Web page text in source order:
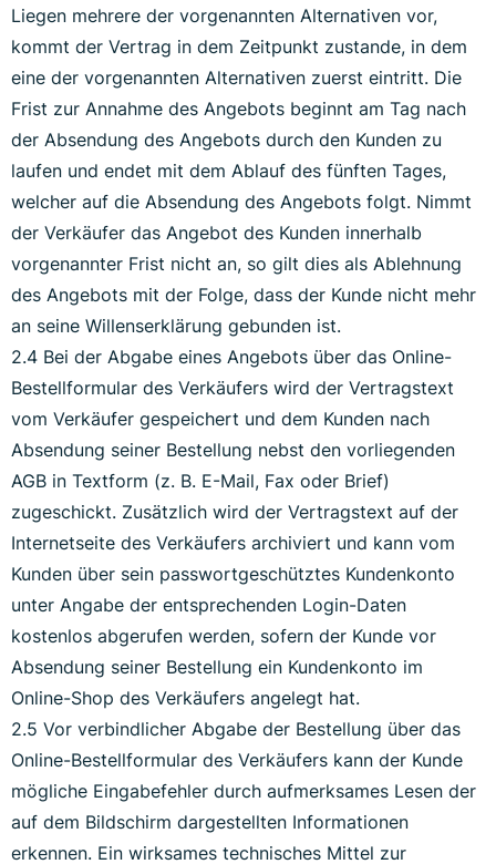
Liegen mehrere der vorgenannten Alternativen vor,
kommt der Vertrag in dem Zeitpunkt zustande, in dem
eine der vorgenannten Alternativen zuerst eintritt. Die
Frist zur Annahme des Angebots beginnt am Tag nach
der Absendung des Angebots durch den Kunden zu
laufen und endet mit dem Ablauf des fünften Tages,
welcher auf die Absendung des Angebots folgt. Nimmt
der Verkäufer das Angebot des Kunden innerhalb
vorgenannter Frist nicht an, so gilt dies als Ablehnung
des Angebots mit der Folge, dass der Kunde nicht mehr
an seine Willenserklärung gebunden ist.
2.4 Bei der Abgabe eines Angebots über das Online-
Bestellformular des Verkäufers wird der Vertragstext
vom Verkäufer gespeichert und dem Kunden nach
Absendung seiner Bestellung nebst den vorliegenden
AGB in Textform (z. B. E-Mail, Fax oder Brief)
zugeschickt. Zusätzlich wird der Vertragstext auf der
Internetseite des Verkäufers archiviert und kann vom
Kunden über sein passwortgeschütztes Kundenkonto
unter Angabe der entsprechenden Login-Daten
kostenlos abgerufen werden, sofern der Kunde vor
Absendung seiner Bestellung ein Kundenkonto im
Online-Shop des Verkäufers angelegt hat.
2.5 Vor verbindlicher Abgabe der Bestellung über das
Online-Bestellformular des Verkäufers kann der Kunde
mögliche Eingabefehler durch aufmerksames Lesen der
auf dem Bildschirm dargestellten Informationen
erkennen. Ein wirksames technisches Mittel zur